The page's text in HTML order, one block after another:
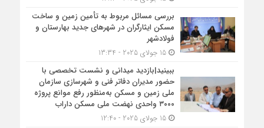
بررسی مسائل مربوط به تأمین زمین و ساخت
مسکن ایثارگران در شهرهای جدید بهارستان و
فولادشهر
15 جولای 2025 - 13:34
ببینید|بازدید میدانی و نشست تخصصی با
حضور مدیران دفاتر فنی و شهرسازی سازمان
ملی زمین و مسکن به‌منظور رفع موانع پروژه
۳۰۰۰ واحدی نهضت ملی مسکن داراب
15 جولای 2025 - 12:40